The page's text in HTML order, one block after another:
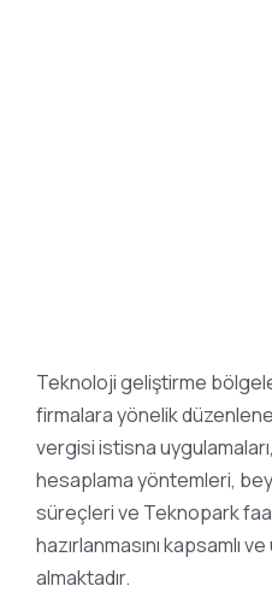
Teknoloji geliştirme
firmalara yönelik
vergisi istisna
hesaplama yöntemleri,
süreçleri ve Teknopark
hazırlanmasını kapsamlı
almaktadır.